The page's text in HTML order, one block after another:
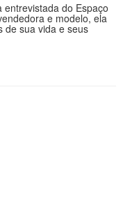
do Espaço
e modelo, ela
de sua vida e seus